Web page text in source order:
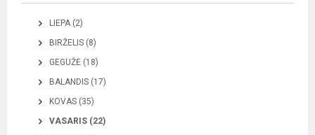
LIEPA (2)
BIRŽELIS (8)
GEGUŽĖ (18)
BALANDIS (17)
KOVAS (35)
VASARIS (22)